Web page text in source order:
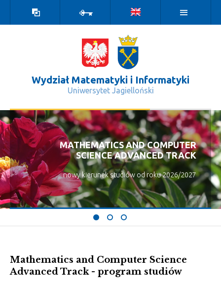
kontrastowa
Wydział Matematyki i Informatyki
Uniwersytet Jagielloński
MCS Advanced Track - Wydział
MATHEMATICS AND COMPUTER
SCIENCE ADVANCED TRACK
nowy kierunek studiów od roku 2026/2027
Mathematics and Computer Science
Advanced Track - program studiów